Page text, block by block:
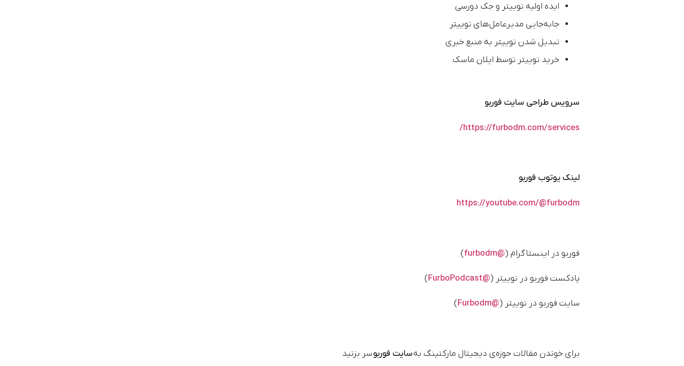
ایده اولیه توییتر و جک دورسی
جابه‌جایی مدیرعامل‌های توییتر
تبدیل شدن توییتر به منبع خبری
خرید توییتر توسط ایلان ماسک
سرویس طراحی سایت فوربو
https://furbodm.com/services/
لینک یوتوب فوربو
https://youtube.com/@furbodm
فوربو در اینستاگرام (@furbodm
)
پادکست فوربو در توییتر (@FurboPodcast
)
سایت فوربو در توییتر (@Furbodm
)
برای خوندن مقالات حوزه‌ی دیجیتال مارکتینگ بهسایت فوربوسر بزنید